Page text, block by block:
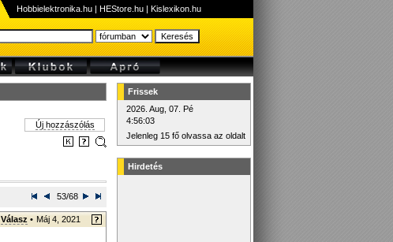
Hobbielektronika.hu | HEStore.hu | Kislexikon.hu
Új hozzászólás
53/68
Válasz • Máj 4, 2021
Frissek
2026. Aug, 07. Pé
4:56:03
Jelenleg 15 fő olvassa az oldalt
Hirdetés